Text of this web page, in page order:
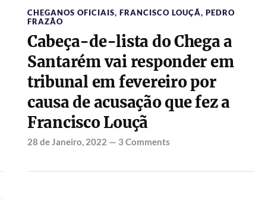
CHEGANOS OFICIAIS, FRANCISCO LOUÇÃ, PEDRO
FRAZÃO
Cabeça-de-lista do Chega a
Santarém vai responder em
tribunal em fevereiro por
causa de acusação que fez a
Francisco Louçã
28 de Janeiro, 2022 — 3 Comments